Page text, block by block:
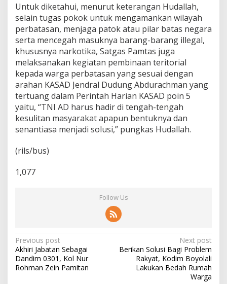
Untuk diketahui, menurut keterangan Hudallah,
selain tugas pokok untuk mengamankan wilayah
perbatasan, menjaga patok atau pilar batas negara
serta mencegah masuknya barang-barang illegal,
khususnya narkotika, Satgas Pamtas juga
melaksanakan kegiatan pembinaan teritorial
kepada warga perbatasan yang sesuai dengan
arahan KASAD Jendral Dudung Abdurachman yang
tertuang dalam Perintah Harian KASAD poin 5
yaitu, “TNI AD harus hadir di tengah-tengah
kesulitan masyarakat apapun bentuknya dan
senantiasa menjadi solusi,” pungkas Hudallah.
(rils/bus)
1,077
Follow Us
P
o
s
Previous post
Akhiri Jabatan Sebagai
Dandim 0301, Kol Nur
Rohman Zein Pamitan
Next post
Berikan Solusi Bagi Problem
Rakyat, Kodim Boyolali
Lakukan Bedah Rumah
Warga